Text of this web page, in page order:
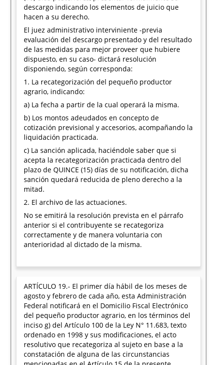
descargo indicando los elementos de juicio que
hacen a su derecho.
El juez administrativo interviniente -previa
evaluación del descargo presentado y del resultado
de las medidas para mejor proveer que hubiere
dispuesto, en su caso- dictará resolución
disponiendo, según corresponda:
1. La recategorización del pequeño productor
agrario, indicando:
a) La fecha a partir de la cual operará la misma.
b) Los montos adeudados en concepto de
cotización previsional y accesorios, acompañando la
liquidación practicada.
c) La sanción aplicada, haciéndole saber que si
acepta la recategorización practicada dentro del
plazo de QUINCE (15) días de su notificación, dicha
sanción quedará reducida de pleno derecho a la
mitad.
2. El archivo de las actuaciones.
No se emitirá la resolución prevista en el párrafo
anterior si el contribuyente se recategoriza
correctamente y de manera voluntaria con
anterioridad al dictado de la misma.
ARTÍCULO 19.- El primer día hábil de los meses de
agosto y febrero de cada año, esta Administración
Federal notificará en el Domicilio Fiscal Electrónico
del pequeño productor agrario, en los términos del
inciso g) del Artículo 100 de la Ley N° 11.683, texto
ordenado en 1998 y sus modificaciones, el acto
resolutivo que recategoriza al sujeto en base a la
constatación de alguna de las circunstancias